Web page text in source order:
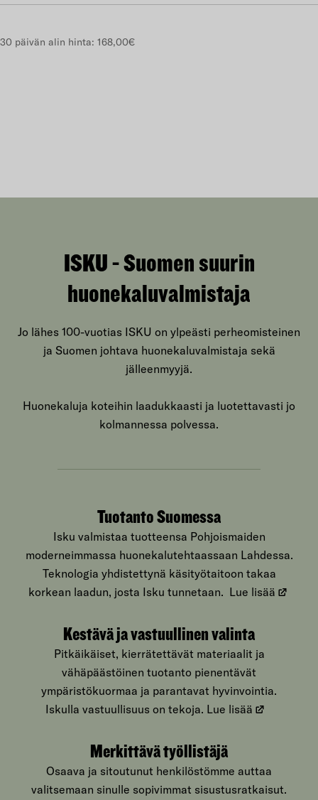
30 päivän alin hinta: 168,00€
ISKU - Suomen suurin
huonekaluvalmistaja
Jo lähes 100-vuotias ISKU on ylpeästi perheomisteinen
ja Suomen johtava huonekaluvalmistaja sekä
jälleenmyyjä.
Huonekaluja koteihin laadukkaasti ja luotettavasti jo
kolmannessa polvessa.
Tuotanto Suomessa
Isku valmistaa tuotteensa Pohjoismaiden
moderneimmassa huonekalutehtaassaan Lahdessa.
Teknologia yhdistettynä käsityötaitoon takaa
korkean laadun, josta Isku tunnetaan. Lue lisää
Kestävä ja vastuullinen valinta
Pitkäikäiset, kierrätettävät materiaalit ja
vähäpäästöinen tuotanto pienentävät
ympäristökuormaa ja parantavat hyvinvointia.
Iskulla vastuullisuus on tekoja. Lue lisää
Merkittävä työllistäjä
Osaava ja sitoutunut henkilöstömme auttaa
valitsemaan sinulle sopivimmat sisustusratkaisut.